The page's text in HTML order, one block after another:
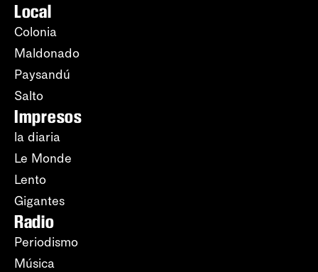
Local
Colonia
Maldonado
Paysandú
Salto
Impresos
la diaria
Le Monde
Lento
Gigantes
Radio
Periodismo
Música